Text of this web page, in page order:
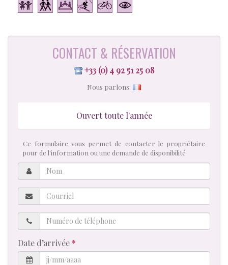
CONTACT & RÉSERVATION
+33 (0) 4 92 51 25 08
Nous parlons:
Ouvert toute l'année
Ce formulaire vous permet de contacter le propriétaire
pour de l'information ou une demande de disponibilité
Nom
Courriel
Numéro
de
téléphone
Date d’arrivée